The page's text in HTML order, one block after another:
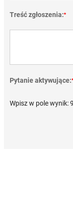
Treść zgłoszenia:*
Pytanie aktywujące:
Wpisz w pole wynik: